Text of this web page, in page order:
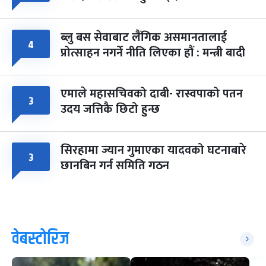
४ ब्लु बस सेवाबाट लैंगिक असमानतालाई
प्रोत्साहन नगर्ने नीति लिएका हौं : मन्त्री बादी
३ एमाले महासचिवको दाबी- रास्वपाको पतन
उदय जत्तिकै छिटो हुन्छ
३ सिरहामा ज्यान गुमाएका यादवको घटनाबारे
छानबिन गर्न समिति गठन
वेबस्टोरिज